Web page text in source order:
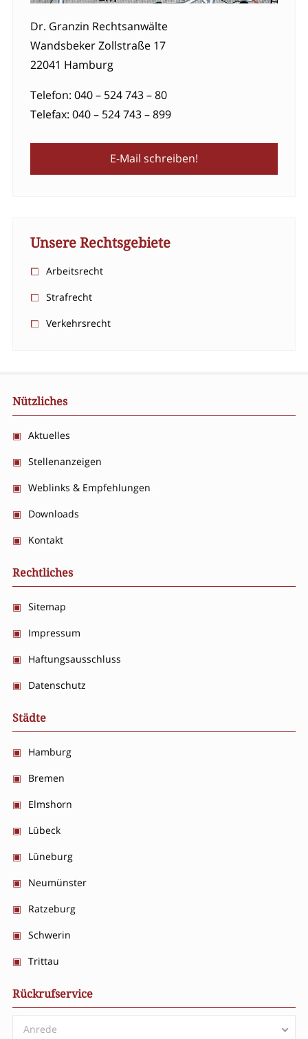
Dr. Granzin Rechtsanwälte
Wandsbeker Zollstraße 17
22041 Hamburg
Telefon: 040 – 524 743 – 80
Telefax: 040 – 524 743 – 899
E-Mail schreiben!
Unsere Rechtsgebiete
Arbeitsrecht
Strafrecht
Verkehrsrecht
Nützliches
Aktuelles
Stellenanzeigen
Weblinks & Empfehlungen
Downloads
Kontakt
Rechtliches
Sitemap
Impressum
Haftungsausschluss
Datenschutz
Städte
Hamburg
Bremen
Elmshorn
Lübeck
Lüneburg
Neumünster
Ratzeburg
Schwerin
Trittau
Rückrufservice
Anrede